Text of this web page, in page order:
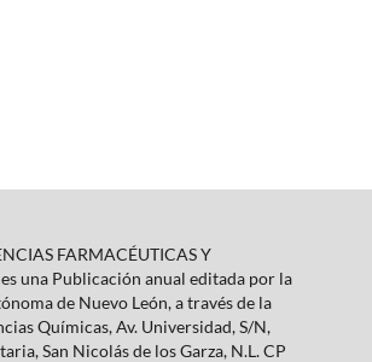
FARMACÉUTICAS Y
una Publicación anual editada por la
de Nuevo León, a través de la
Químicas, Av. Universidad, S/N,
San Nicolás de los Garza, N.L. CP